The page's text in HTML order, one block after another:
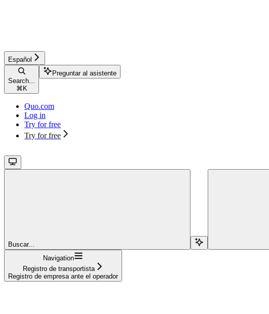
Español
Search...
⌘ K
Preguntar al asistente
Quo.com
Log in
Try for free
Try for free
Buscar...
Navigation
Registro de transportista
Registro de empresa ante el operador